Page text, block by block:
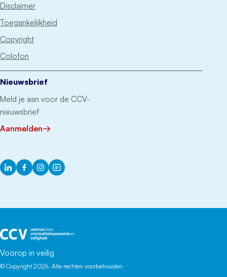
Disclaimer
Toegankelijkheid
Copyright
Colofon
Nieuwsbrief
Meld je aan voor de CCV-
nieuwsbrief
Aanmelden
LinkedInFacebook
InstagramYouTube
Voorop in veilig
© Copyright 2026. Alle rechten voorbehouden